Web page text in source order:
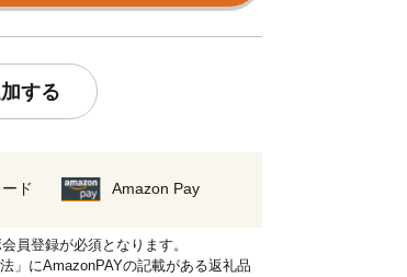
する
ド Amazon Pay
員登録が必須となります。
」にAmazonPAYの記載がある返礼品